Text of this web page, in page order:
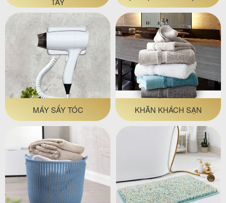
MÁY SẤY TÓC KHĂN KHÁCH SẠN